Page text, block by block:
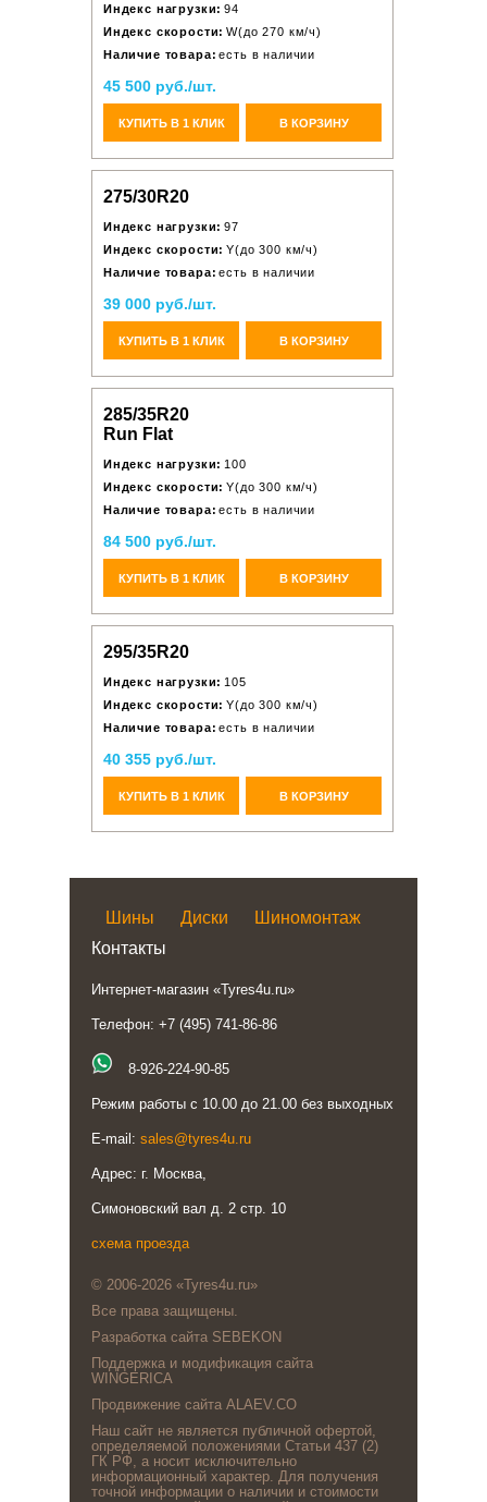
Индекс нагрузки: 94
Индекс скорости: W(до 270 км/ч)
Наличие товара: есть в наличии
45 500 руб./шт.
КУПИТЬ В 1 КЛИК В КОРЗИНУ
275/30R20
Индекс нагрузки: 97
Индекс скорости: Y(до 300 км/ч)
Наличие товара: есть в наличии
39 000 руб./шт.
КУПИТЬ В 1 КЛИК В КОРЗИНУ
285/35R20
Run Flat
Индекс нагрузки: 100
Индекс скорости: Y(до 300 км/ч)
Наличие товара: есть в наличии
84 500 руб./шт.
КУПИТЬ В 1 КЛИК В КОРЗИНУ
295/35R20
Индекс нагрузки: 105
Индекс скорости: Y(до 300 км/ч)
Наличие товара: есть в наличии
40 355 руб./шт.
КУПИТЬ В 1 КЛИК В КОРЗИНУ
Шины Диски
Шиномонтаж
Контакты
Интернет-магазин «Tyres4u.ru»
Телефон: +7 (495) 741-86-86
8-926-224-90-85
Режим работы с 10.00 до 21.00 без выходных
E-mail: sales@tyres4u.ru
Адрес: г. Москва,
Симоновский вал д. 2 стр. 10
схема проезда
© 2006-2026 «Tyres4u.ru»
Все права защищены.
Разработка сайта SEBEKON
Поддержка и модификация сайта
WINGERICA
Продвижение сайта ALAEV.CO
Наш сайт не является публичной офертой,
определяемой положениями Статьи 437 (2)
ГК РФ, а носит исключительно
информационный характер. Для получения
точной информации о наличии и стоимости